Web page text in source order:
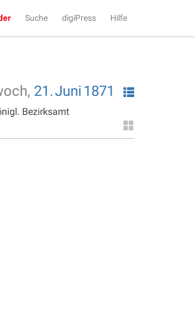
Suche digiPress Hilfe
21.Juni 1871
Bezirksamt